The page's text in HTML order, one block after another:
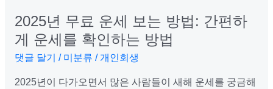
2025년 무료 운세 보는 방법: 간편하
게 운세를 확인하는 방법
댓글 달기 / 미분류 / 개인회생
2025년이 다가오면서 많은 사람들이 새해 운세를 궁금해
2025
년
료
운